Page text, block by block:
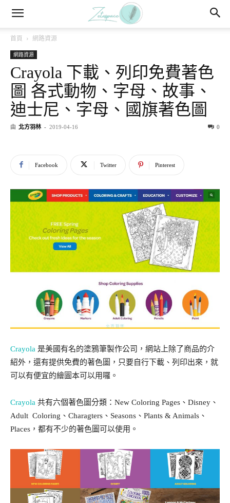
首頁 網路資源
網路資源
Crayola 下載、列印免費著色
圖 各式動物、字母、故事、
迪士尼、字母、國旗著色圖
由 北方羽林 - 2019-04-16 0
Facebook Twitter Pinterest
Crayola 是美國有名的塗鴉筆製作公司，網站上除了商品的介
紹外，還有提供免費的著色圖，只要自行下載、列印出來，就
可以有便宜的繪圖本可以用囉。
Crayola 共有六個著色圖分類：New Coloring Pages、Disney、
Adult Coloring、Charagters、Seasons、Plants & Animals、
Places，都有不少的著色圖可以使用。